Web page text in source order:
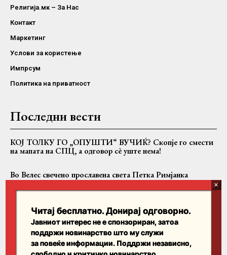
Религија.мк – За Нас
Контакт
Маркетинг
Услови за користење
Импрсум
Политика на приватност
Последни вести
КОЈ ТОЛКУ ГО „ОПУШТИ“ ВУЧИЌ? Скопје го смести
на мапата на СПЦ, а одговор сè уште нема!
Во Велес свечено прославена света Петка Римјанка
Јоаникиј и формирање Бококоторска епархија
Пребарајте
Читај бесплатно. Донирај одговорно.
Јавниот интерес не е спонзориран, затоа
поддржи новинарство што му служи
за повеќе информации. Поддржи независно,